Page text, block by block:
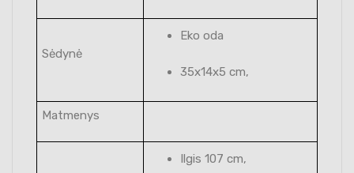
Sėdynė
Eko oda
35x14x5 cm,
Matmenys
Ilgis 107 cm,